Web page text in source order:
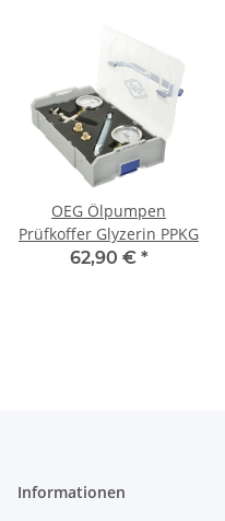
OEG Ölpumpen
Prüfkoffer Glyzerin PPKG
62,90 € *
Informationen